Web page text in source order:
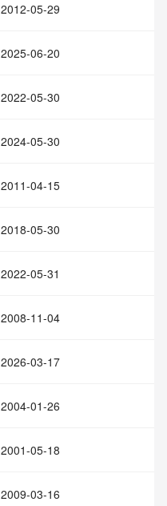
2012-05-29
2025-06-20
2022-05-30
2024-05-30
2011-04-15
2018-05-30
2022-05-31
2008-11-04
2026-03-17
2004-01-26
2001-05-18
2009-03-16